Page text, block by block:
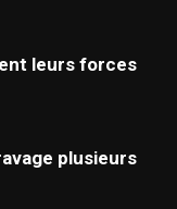
leurs forces
plusieurs